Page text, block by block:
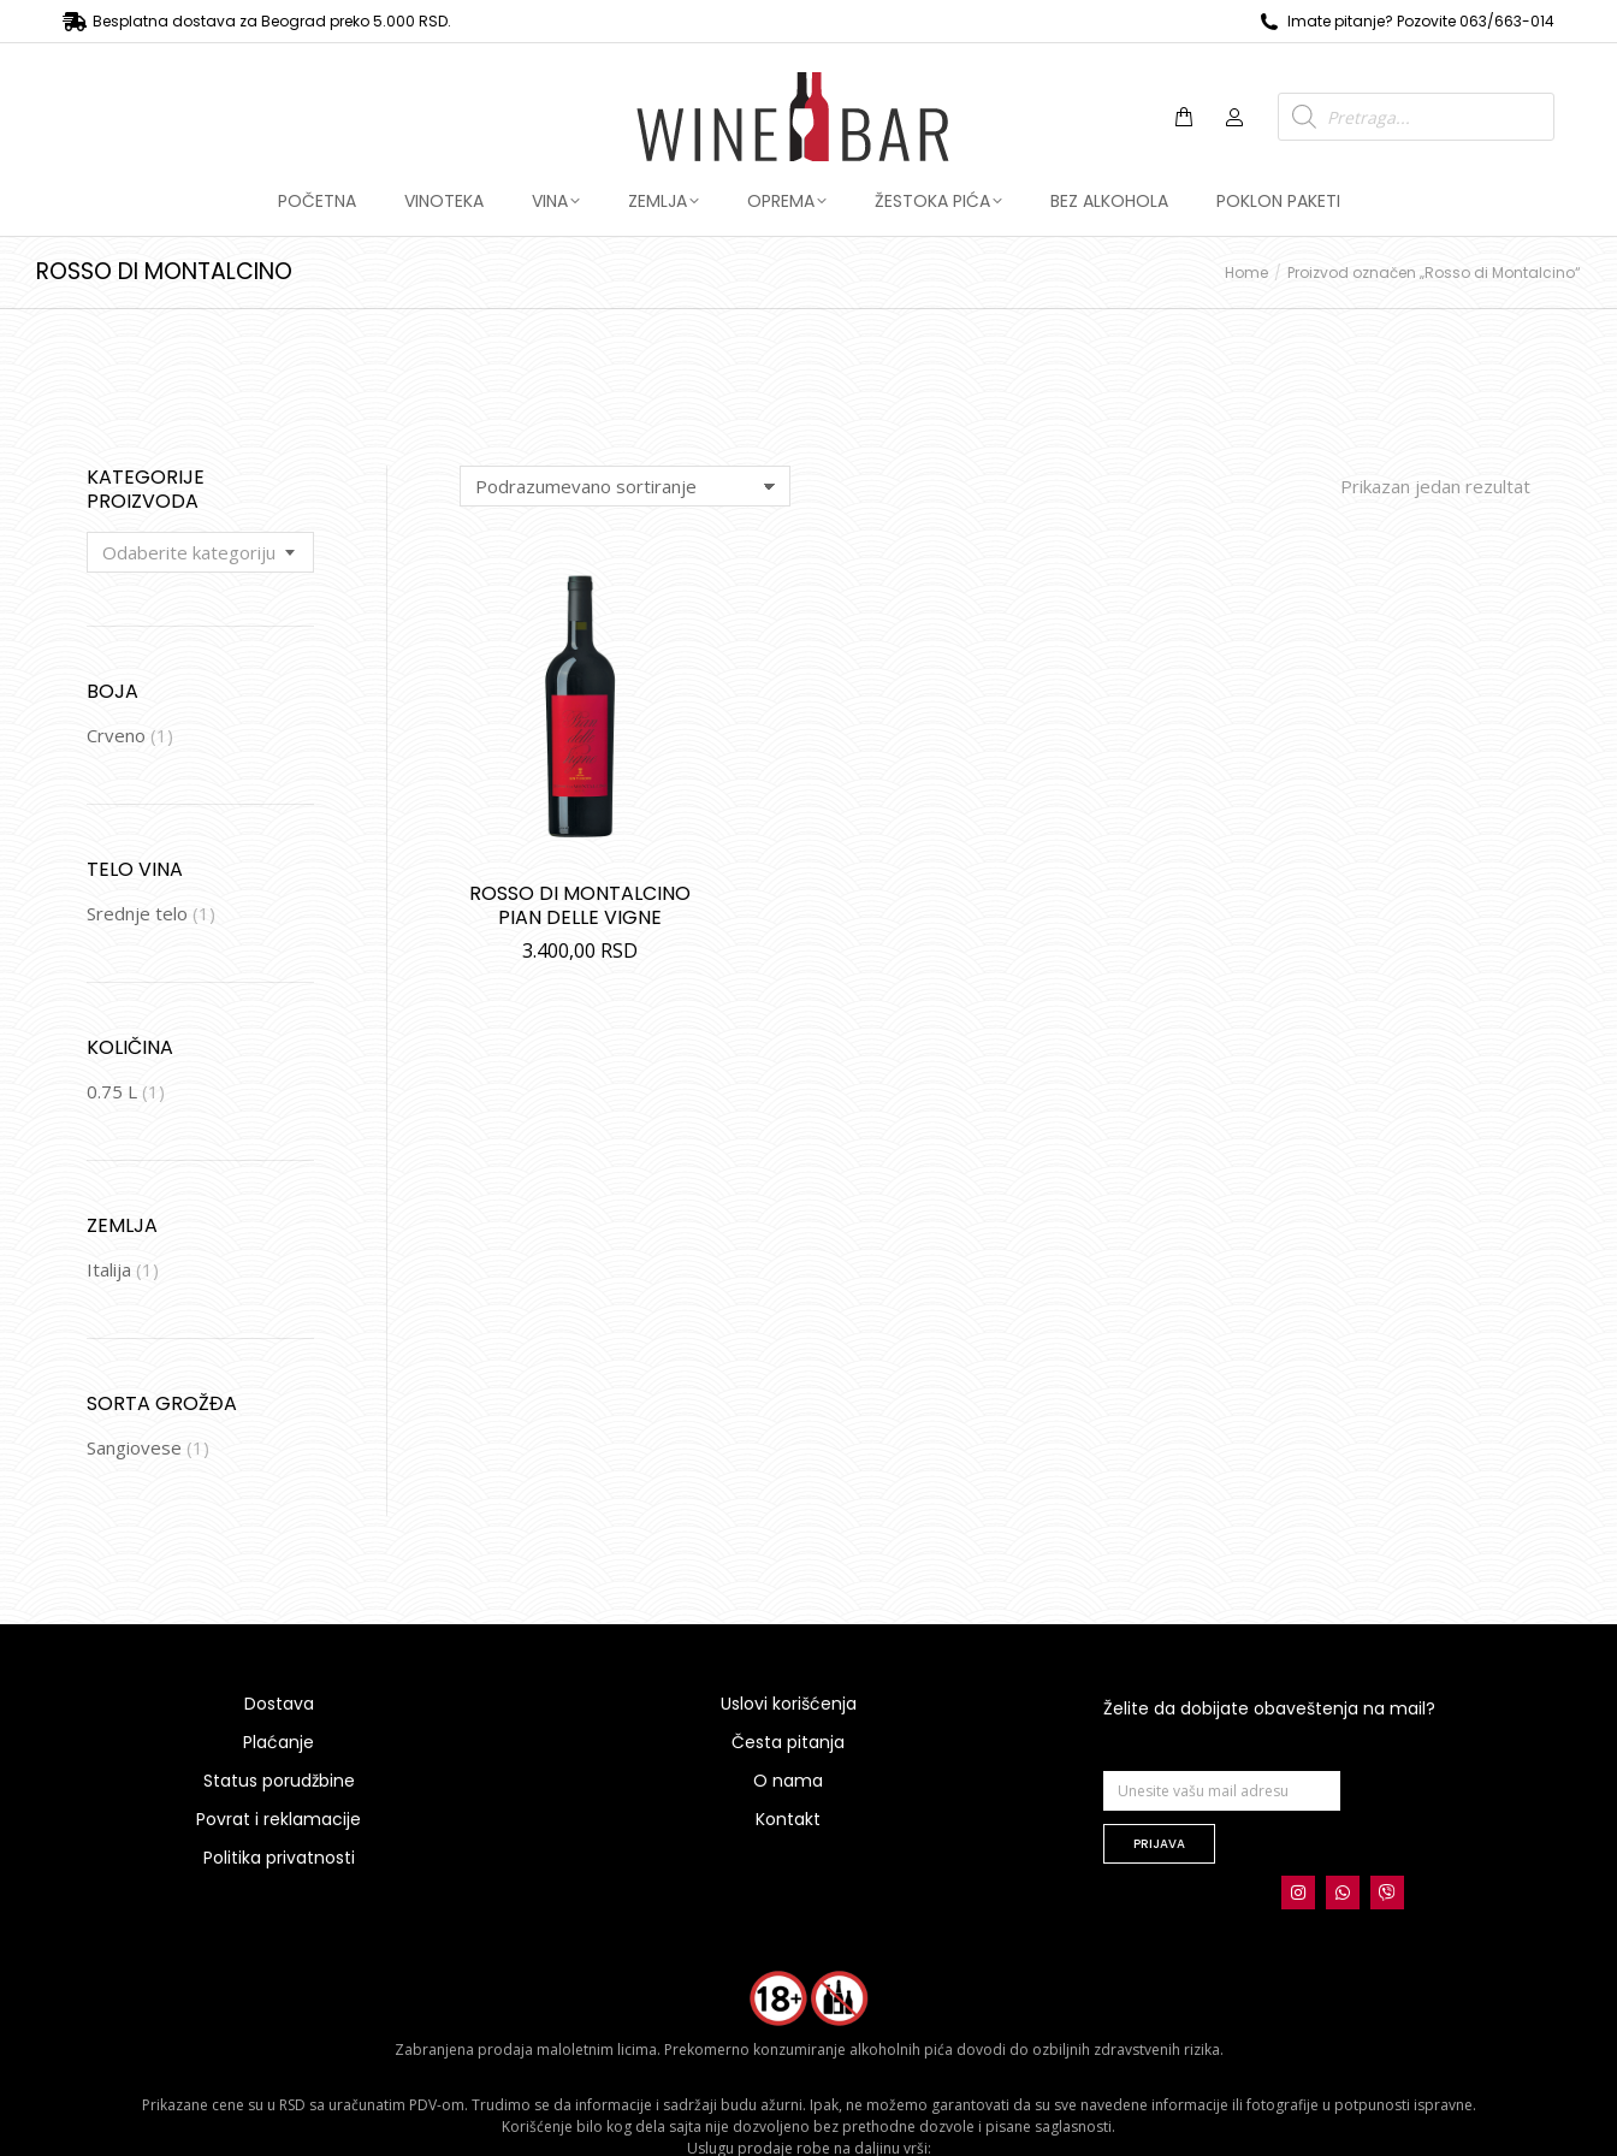
Besplatna dostava za Beograd preko 5.000 RSD. Imate pitanje? Pozovite 063/663-014
POČETNA VINOTEKA VINA ZEMLJA OPREMA ŽESTOKA PIĆA BEZ ALKOHOLA POKLON PAKETI
ROSSO DI MONTALCINO Home Proizvod označen „Rosso di Montalcino“
Prikazan jedan rezultat
ROSSO DI MONTALCINO
PIAN DELLE VIGNE
3.400,00 RSD
KATEGORIJE
PROIZVODA
Odaberite kategoriju
BOJA
Crveno (1)
TELO VINA
Srednje telo (1)
KOLIČINA
0.75 L (1)
ZEMLJA
Italija (1)
SORTA GROŽĐA
Sangiovese (1)
Dostava
Plaćanje
Status porudžbine
Povrat i reklamacije
Politika privatnosti
Uslovi korišćenja
Česta pitanja
O nama
Kontakt
Želite da dobijate obaveštenja na mail?
PRIJAVA
Zabranjena prodaja maloletnim licima. Prekomerno konzumiranje alkoholnih pića dovodi do ozbiljnih zdravstvenih rizika.
Prikazane cene su u RSD sa uračunatim PDV-om. Trudimo se da informacije i sadržaji budu ažurni. Ipak, ne možemo garantovati da su sve navedene informacije ili fotografije u potpunosti ispravne.
Korišćenje bilo kog dela sajta nije dozvoljeno bez prethodne dozvole i pisane saglasnosti.
Uslugu prodaje robe na daljinu vrši: